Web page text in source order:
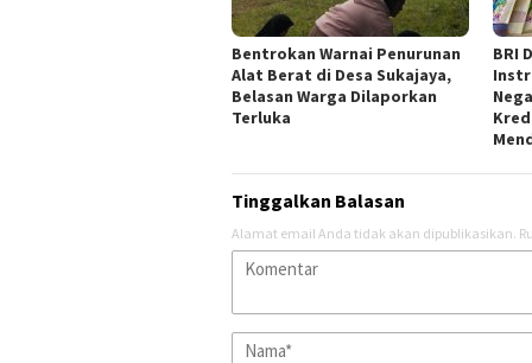
Bentrokan Warnai Penurunan
Alat Berat di Desa Sukajaya,
Belasan Warga Dilaporkan
Terluka
BRI
Tinggalkan Balasan
Alamat email Anda tidak akan dipublikasikan.